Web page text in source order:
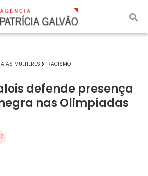
AS MULHERES RACISMO
defende presença
nas Olimpíadas